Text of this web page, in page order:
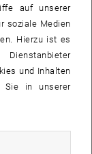
von
auf unserer
soziale Medien
Hierzu ist es
und Inhalten
Sie in unserer